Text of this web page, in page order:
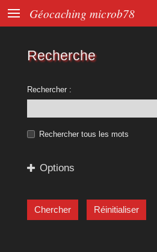
 Géocaching microb78
Recherche
Rechercher :
Rechercher tous les mots
 Options